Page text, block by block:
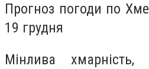
Прогноз погоди по
19 грудня
Мінлива